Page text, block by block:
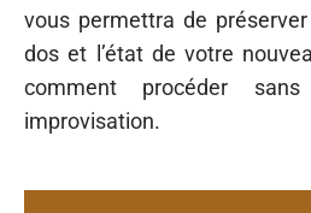
vous permettra de
dos et l’état de votre
comment procéder
improvisation.